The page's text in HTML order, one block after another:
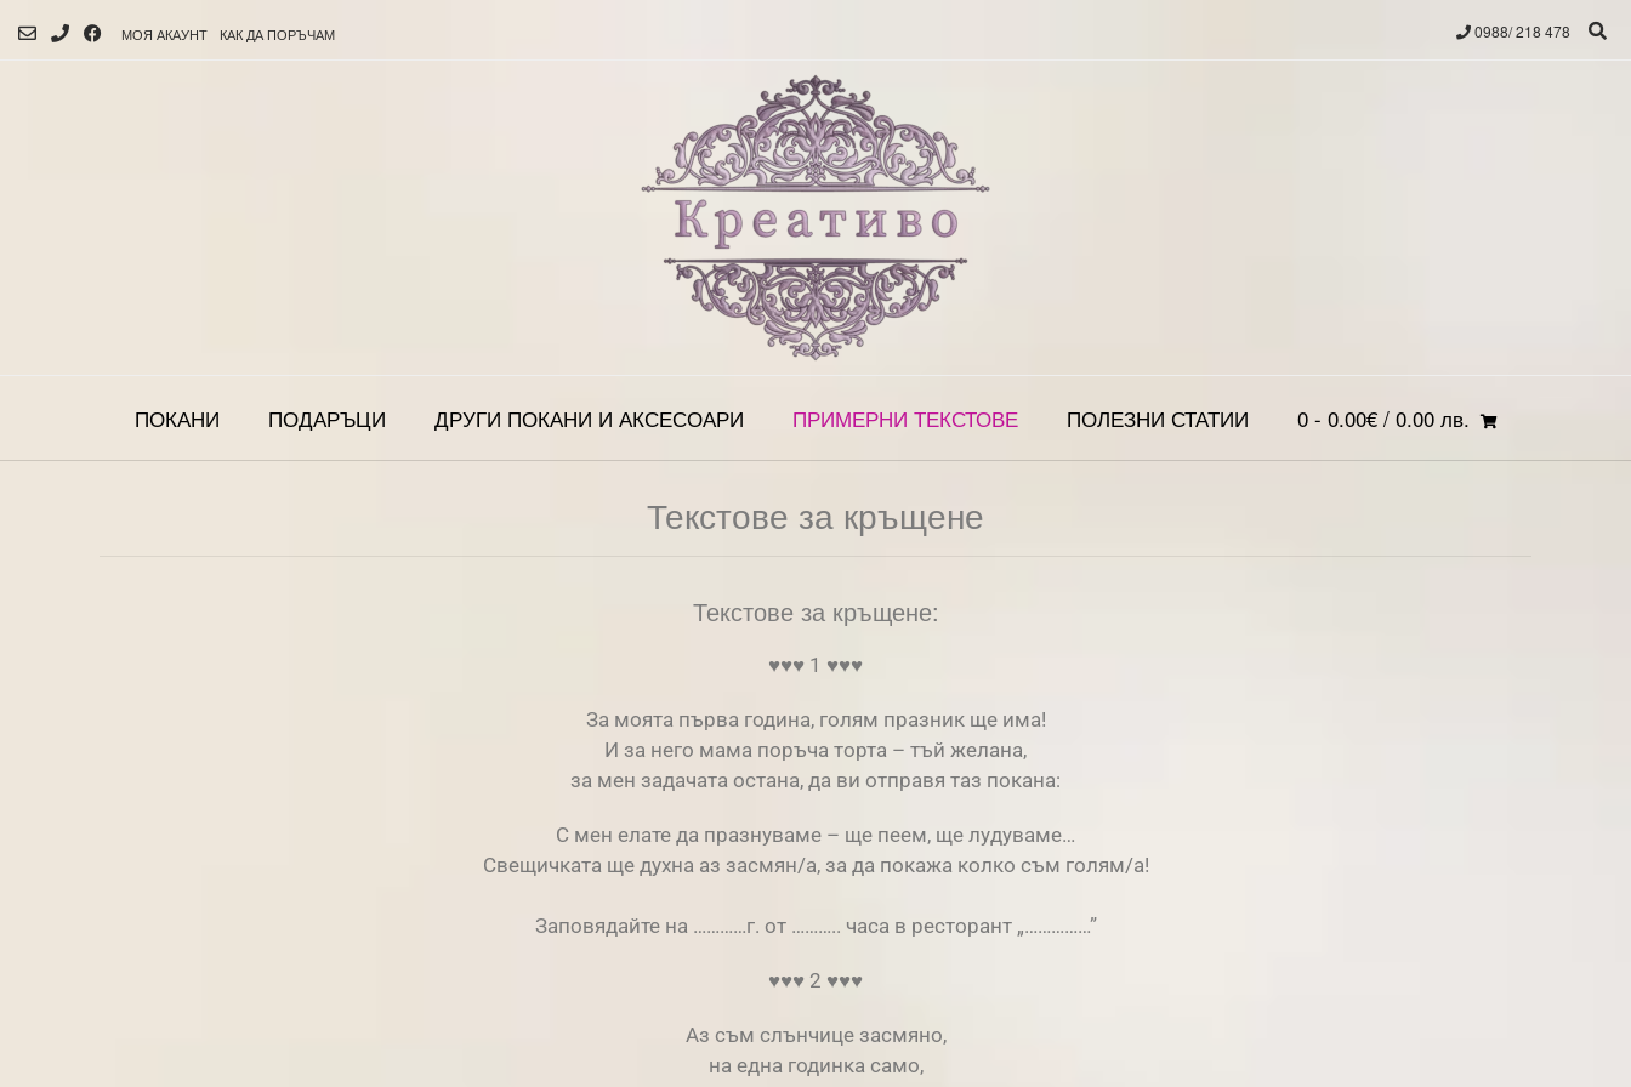
МОЯ АКАУНТ КАК ДА ПОРЪЧАМ 0988/ 218 478
ПОКАНИ ПОДАРЪЦИ ДРУГИ ПОКАНИ И АКСЕСОАРИ ПРИМЕРНИ ТЕКСТОВЕ ПОЛЕЗНИ СТАТИИ 0- 0.00€ / 0.00 лв.
Текстове за кръщене
Текстове за кръщене:
♥♥♥ 1 ♥♥♥
За моята първа година, голям празник ще има!
И за него мама поръча торта – тъй желана,
за мен задачата остана, да ви отправя таз покана:
С мен елате да празнуваме – ще пеем, ще лудуваме…
Свещичката ще духна аз засмян/a, за да покажа колко съм голям/a!
Заповядайте на …………г. от ……….. часа в ресторант „……………”
♥♥♥ 2 ♥♥♥
Аз съм слънчице засмяно,
на една годинка само,